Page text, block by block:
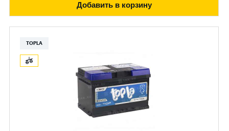
Добавить в корзину
TOPLA